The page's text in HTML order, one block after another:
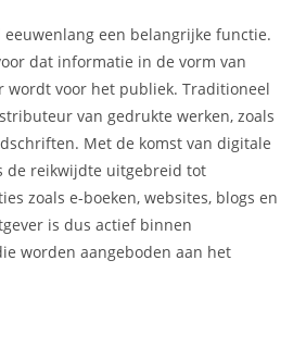
een belangrijke functie.
dat informatie in de vorm van
wordt voor het publiek. Traditioneel
van gedrukte werken, zoals
Met de komst van digitale
de reikwijdte uitgebreid tot
zoals e-boeken, websites, blogs en
is dus actief binnen
worden aangeboden aan het